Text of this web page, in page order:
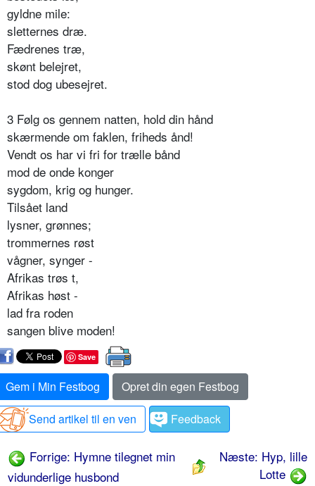
gyldne mile:
sletternes dræ.
Fædrenes træ,
skønt belejret,
stod dog ubesejret.
3 Følg os gennem natten, hold din hånd
skærmende om faklen, friheds ånd!
Vendt os har vi fri for trælle bånd
mod de onde konger
sygdom, krig og hunger.
Tilsået land
lysner, grønnes;
trommernes røst
vågner, synger -
Afrikas trøs t,
Afrikas høst -
lad fra roden
sangen blive moden!
Save
Gem i Min Festbog
Opret din egen Festbog
Send artikel til en ven
Feedback
Forrige: Hymne tilegnet min
vidunderlige husbond
Næste: Hyp, lille
Lotte